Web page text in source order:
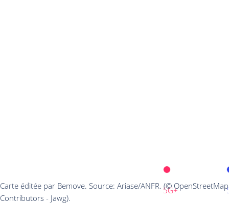
5G+
Carte éditée par Bemove. Source: Ariase/ANFR. (© OpenStreetMap
Contributors - Jawg).